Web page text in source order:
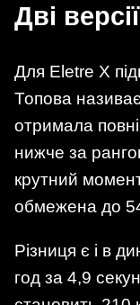
Дві
Для Eletre X
Топова
отримала
нижче за
крутний
обмежена до
Різниця є і в
год за 4,9